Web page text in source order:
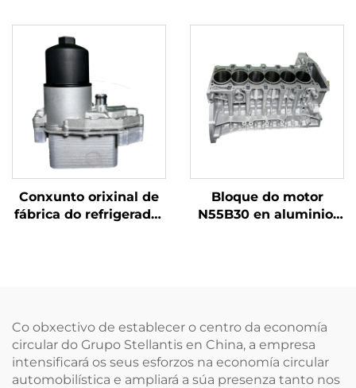
M6, modelo S63B44A,
gasolina,
especificación de
motor en bruto
Rover: conxunto de
para motor diésel 3,0 T
V6 306DT, LR061969,
LR013148, LR124259
Conxunto orixinal de
fábrica do refrigerador
cilindros
Bloque do motor
N55B30 en aluminio,
Co obxectivo de establecer o centro da economía
circular do Grupo Stellantis en China, a empresa
intensificará os seus esforzos na economía circular
automobilística e ampliará a súa presenza tanto nos